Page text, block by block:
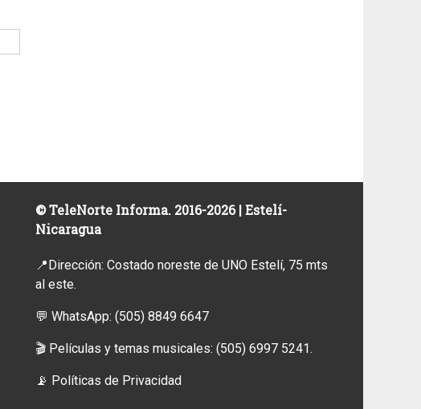
© TeleNorte Informa. 2016-2026 | Estelí-
Nicaragua
📍Dirección: Costado noreste de UNO Estelí, 75 mts
al este.
💬 WhatsApp:(505) 8849 6647
🎬 Películas y temas musicales:(505) 6997 5241.
📡 Políticas de Privacidad